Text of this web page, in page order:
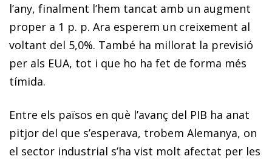
l’any, finalment l’hem tancat amb un augment
proper a 1 p. p. Ara esperem un creixement al
voltant del 5,0%. També ha millorat la previsió
per als EUA, tot i que ho ha fet de forma més
tímida.
Entre els països en què l’avanç del PIB ha anat
pitjor del que s’esperava, trobem Alemanya, on
el sector industrial s’ha vist molt afectat per les